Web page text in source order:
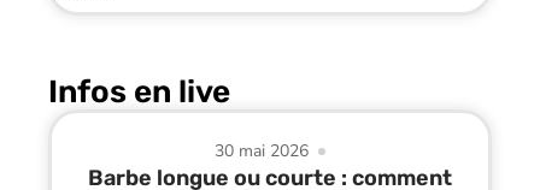
Infos en live
30 mai 2026
Barbe longue ou courte : comment